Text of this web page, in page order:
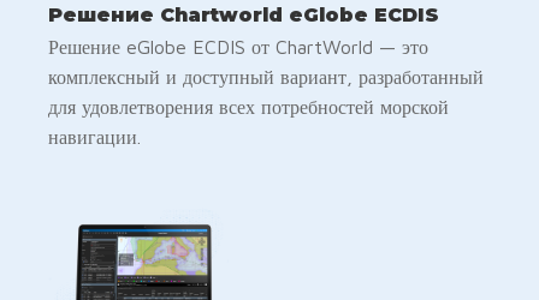
Решение Chartworld eGlobe ECDIS
Решение eGlobe ECDIS от ChartWorld — это
комплексный и доступный вариант, разработанный
для удовлетворения всех потребностей морской
навигации.